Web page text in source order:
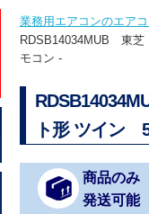
業務用エアコンのエア
RDSB14034MUB 東
モコン -
ト形 ツイン
商品のみ
発送可能